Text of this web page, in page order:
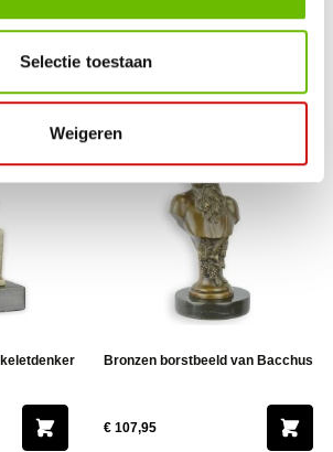
Selectie toestaan
Weigeren
Mercurius
Bronzen borstbeeld van Bacchus
€ 107,95